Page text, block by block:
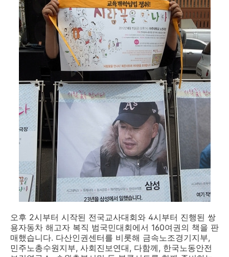
오후 2시부터 시작된 전국교사대회와 4시부터 진행된 쌍
용자동차 해고자 복직 범국민대회에서 160여권의 책을 판
매했습니다. 다산인권센터를 비롯해 금속노조경기지부,
민주노총수원지부, 사회진보연대, 다함께, 한국노동안전